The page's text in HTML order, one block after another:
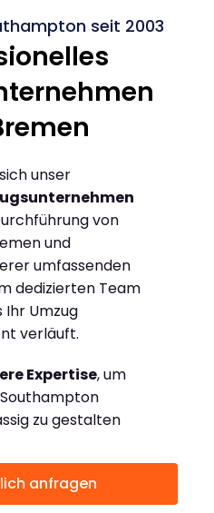
seit 2003
unser
von
und
umfassenden
dedizierten Team
Ihr Umzug
verläuft.
Expertise, um
zu gestalten
anfragen